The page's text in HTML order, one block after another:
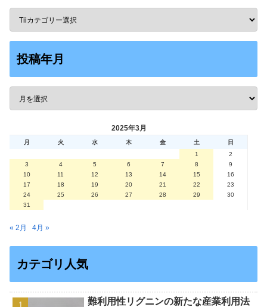
投稿年月
2025年3月
月 火 水 木 金 土
日
1
2
3
4 5 6 7 8
9
10
11 12 13 14 15
16
17
18 19 20 21 22
23
24
25 26 27 28 29
30
31
« 2月 4月 »
カテゴリ人気
難利用性リグニンの新たな産業利用法